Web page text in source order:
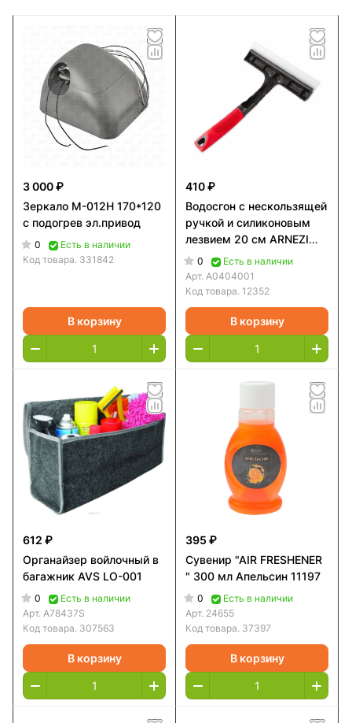
3 000 ₽
Зеркало М-012Н 170*120
с подогрев эл.привод
0
Есть в наличии
Код товара. 331842
В корзину
410 ₽
Водосгон с нескользящей
ручкой и силиконовым
лезвием 20 см ARNEZI
A0404001
0
Есть в наличии
Арт. A0404001
Код товара. 12352
В корзину
612 ₽
Органайзер войлочный в
багажник AVS LO-001
0
Есть в наличии
Арт. A78437S
Код товара. 307563
В корзину
395 ₽
Сувенир "AIR FRESHENER
" 300 мл Апельсин 11197
0
Есть в наличии
Арт. 24655
Код товара. 37397
В корзину